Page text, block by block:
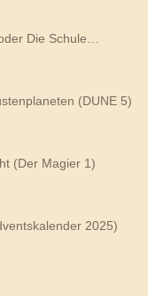
Die Schule…
(DUNE 5)
(Der Magier 1)
2025)